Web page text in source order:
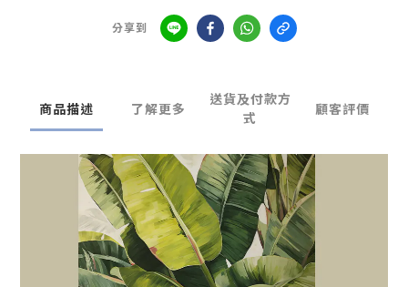
分享到
商品描述 了解更多
送貨及付款方
式
顧客評價